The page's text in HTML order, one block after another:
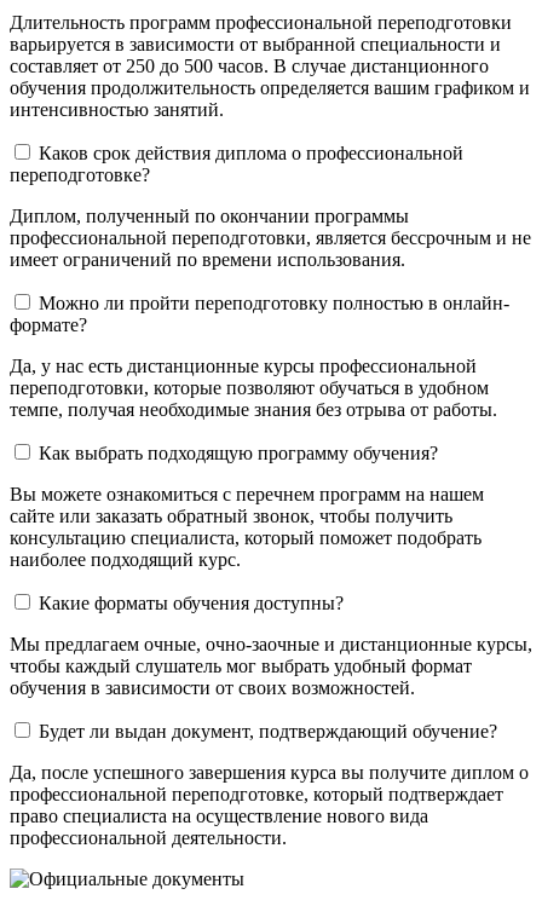
Длительность программ профессиональной переподготовки
варьируется в зависимости от выбранной специальности и
составляет от 250 до 500 часов. В случае дистанционного
обучения продолжительность определяется вашим графиком и
интенсивностью занятий.
Каков срок действия диплома о профессиональной
переподготовке?
Диплом, полученный по окончании программы
профессиональной переподготовки, является бессрочным и не
имеет ограничений по времени использования.
Можно ли пройти переподготовку полностью в онлайн-
формате?
Да, у нас есть дистанционные курсы профессиональной
переподготовки, которые позволяют обучаться в удобном
темпе, получая необходимые знания без отрыва от работы.
Как выбрать подходящую программу обучения?
Вы можете ознакомиться с перечнем программ на нашем
сайте или заказать обратный звонок, чтобы получить
консультацию специалиста, который поможет подобрать
наиболее подходящий курс.
Какие форматы обучения доступны?
Мы предлагаем очные, очно-заочные и дистанционные курсы,
чтобы каждый слушатель мог выбрать удобный формат
обучения в зависимости от своих возможностей.
Будет ли выдан документ, подтверждающий обучение?
Да, после успешного завершения курса вы получите диплом о
профессиональной переподготовке, который подтверждает
право специалиста на осуществление нового вида
профессиональной деятельности.